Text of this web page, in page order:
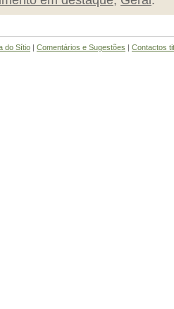
do Sítio | Comentários e Sugestões | Contactos